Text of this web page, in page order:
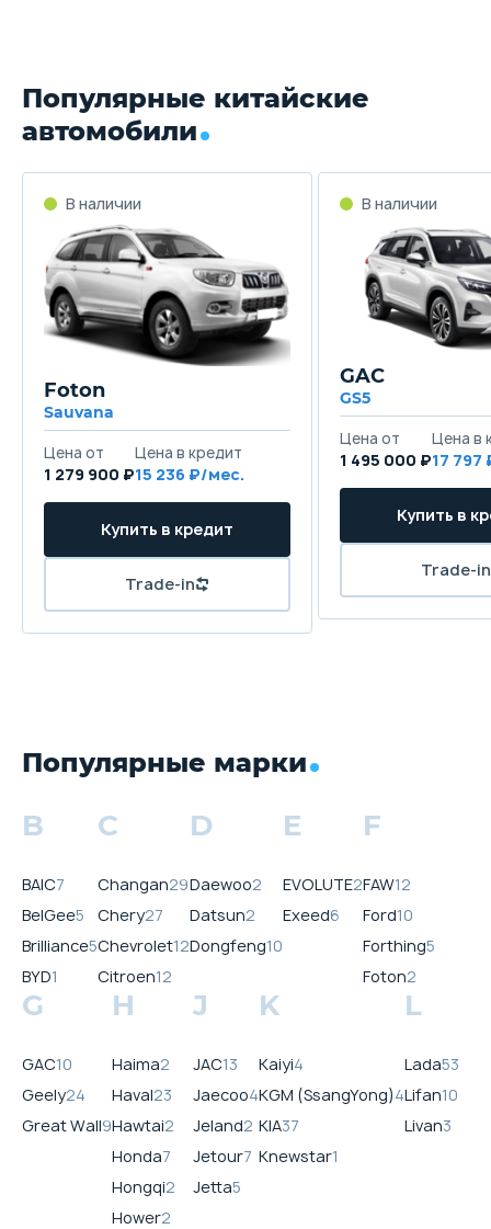
Популярные китайские
автомобили
Foton
Sauvana
1 279 900 ₽15 236
GAC
GS5
1 495 000 ₽17 797
Популярные марки
B
BAIC7
BelGee5
Brilliance5
BYD1
C
Changan29
Chery27
Chevrolet12
Citroen12
D
Daewoo2
Datsun2
Dongfeng10
E
EVOLUTE2
Exeed6
F
FAW12
Ford10
Forthing5
Foton2
G
GAC10
Geely24
Great Wall9
H
Haima2
Haval23
Hawtai2
Honda7
Hongqi2
Hower2
J
JAC13
Jaecoo4
Jeland2
Jetour7
Jetta5
K
Kaiyi4
KGM (SsangYong)4
KIA37
Knewstar1
L
Lada53
Lifan10
Livan3